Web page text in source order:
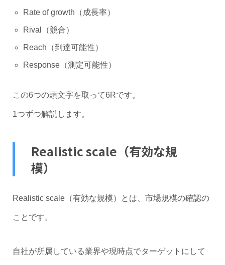
Rate of growth（成長率）
Rival（競合）
Reach（到達可能性）
Response（測定可能性）
この6つの頭文字を取って6Rです。
1つずつ解説します。
Realistic scale（有効な規
模）
Realistic scale（有効な規模）とは、市場規模の確認の
ことです。
自社が所属している業界や現時点でターゲットにして